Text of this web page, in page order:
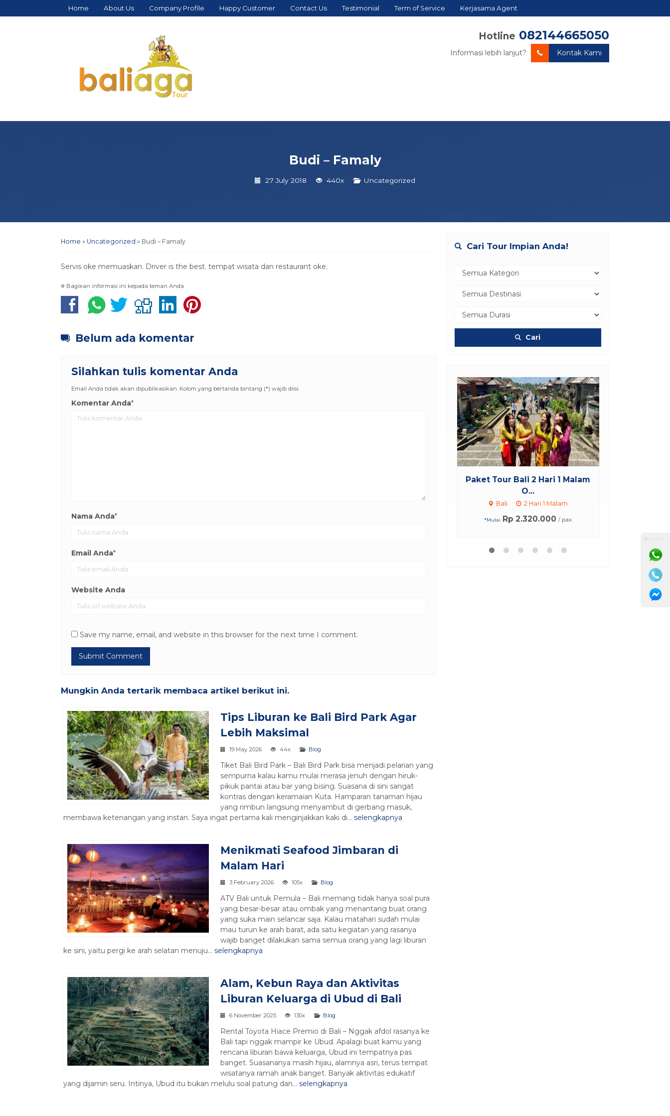
Home About Us Company Profile Happy Customer Contact Us Testimonial Term of Service Kerjasama Agent
Hotline 082144665050
Informasi lebih lanjut? Kontak Kami
Budi – Famaly
27 July 2018 440x Uncategorized
Home » Uncategorized » Budi – Famaly
Servis oke memuaskan. Driver is the best. tempat wisata dan restaurant oke.
# Bagikan informasi ini kepada teman Anda
Belum ada komentar
Silahkan tulis komentar Anda
Email Anda tidak akan dipublikasikan. Kolom yang bertanda bintang (*) wajib diisi
Komentar Anda*
Nama Anda*
Email Anda*
Website Anda
Save my name, email, and website in this browser for the next time I comment.
Mungkin Anda tertarik membaca artikel berikut ini.
Tips Liburan ke Bali Bird Park Agar
Lebih Maksimal
19 May 2026 44x Blog
Tiket Bali Bird Park – Bali Bird Park bisa menjadi pelarian yang
sempurna kalau kamu mulai merasa jenuh dengan hiruk-
pikuk pantai atau bar yang bising. Suasana di sini sangat
kontras dengan keramaian Kuta. Hamparan tanaman hijau
yang rimbun langsung menyambut di gerbang masuk,
membawa ketenangan yang instan. Saya ingat pertama kali menginjakkan kaki di... selengkapnya
Menikmati Seafood Jimbaran di
Malam Hari
3 February 2026 105x Blog
ATV Bali untuk Pemula – Bali memang tidak hanya soal pura
yang besar-besar atau ombak yang menantang buat orang
yang suka main selancar saja. Kalau matahari sudah mulai
mau turun ke arah barat, ada satu kegiatan yang rasanya
wajib banget dilakukan sama semua orang yang lagi liburan
ke sini, yaitu pergi ke arah selatan menuju... selengkapnya
Alam, Kebun Raya dan Aktivitas
Liburan Keluarga di Ubud di Bali
6 November 2025 130x Blog
Rental Toyota Hiace Premio di Bali – Nggak afdol rasanya ke
Bali tapi nggak mampir ke Ubud. Apalagi buat kamu yang
rencana liburan bawa keluarga, Ubud ini tempatnya pas
banget. Suasananya masih hijau, alamnya asri, terus tempat
wisatanya ramah anak banget. Banyak aktivitas edukatif
yang dijamin seru. Intinya, Ubud itu bukan melulu soal patung dan... selengkapnya
Cari Tour Impian Anda!
Cari
Paket Tour Bali 3 Hari 2 Malam
Bali 3 Hari 2 Malam
*Mulai Rp 3.663.000